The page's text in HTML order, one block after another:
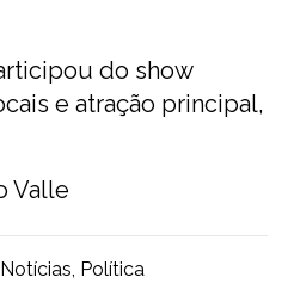
do show
e atração principal,
Valle
Notícias Política